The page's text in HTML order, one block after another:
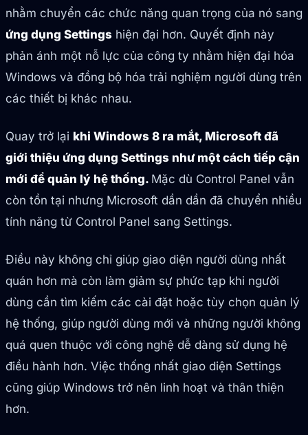
nhằm chuyển các chức năng quan trọng của nó sang
ứng dụng Settings hiện đại hơn. Quyết định này
phản ánh một nỗ lực của công ty nhằm hiện đại hóa
Windows và đồng bộ hóa trải nghiệm người dùng trên
các thiết bị khác nhau.
Quay trở lại khi Windows 8 ra mắt, Microsoft đã
giới thiệu ứng dụng Settings như một cách tiếp cận
mới để quản lý hệ thống. Mặc dù Control Panel vẫn
còn tồn tại nhưng Microsoft dần dần đã chuyển nhiều
tính năng từ Control Panel sang Settings.
Điều này không chỉ giúp giao diện người dùng nhất
quán hơn mà còn làm giảm sự phức tạp khi người
dùng cần tìm kiếm các cài đặt hoặc tùy chọn quản lý
hệ thống, giúp người dùng mới và những người không
quá quen thuộc với công nghệ dễ dàng sử dụng hệ
điều hành hơn. Việc thống nhất giao diện Settings
cũng giúp Windows trở nên linh hoạt và thân thiện
hơn.